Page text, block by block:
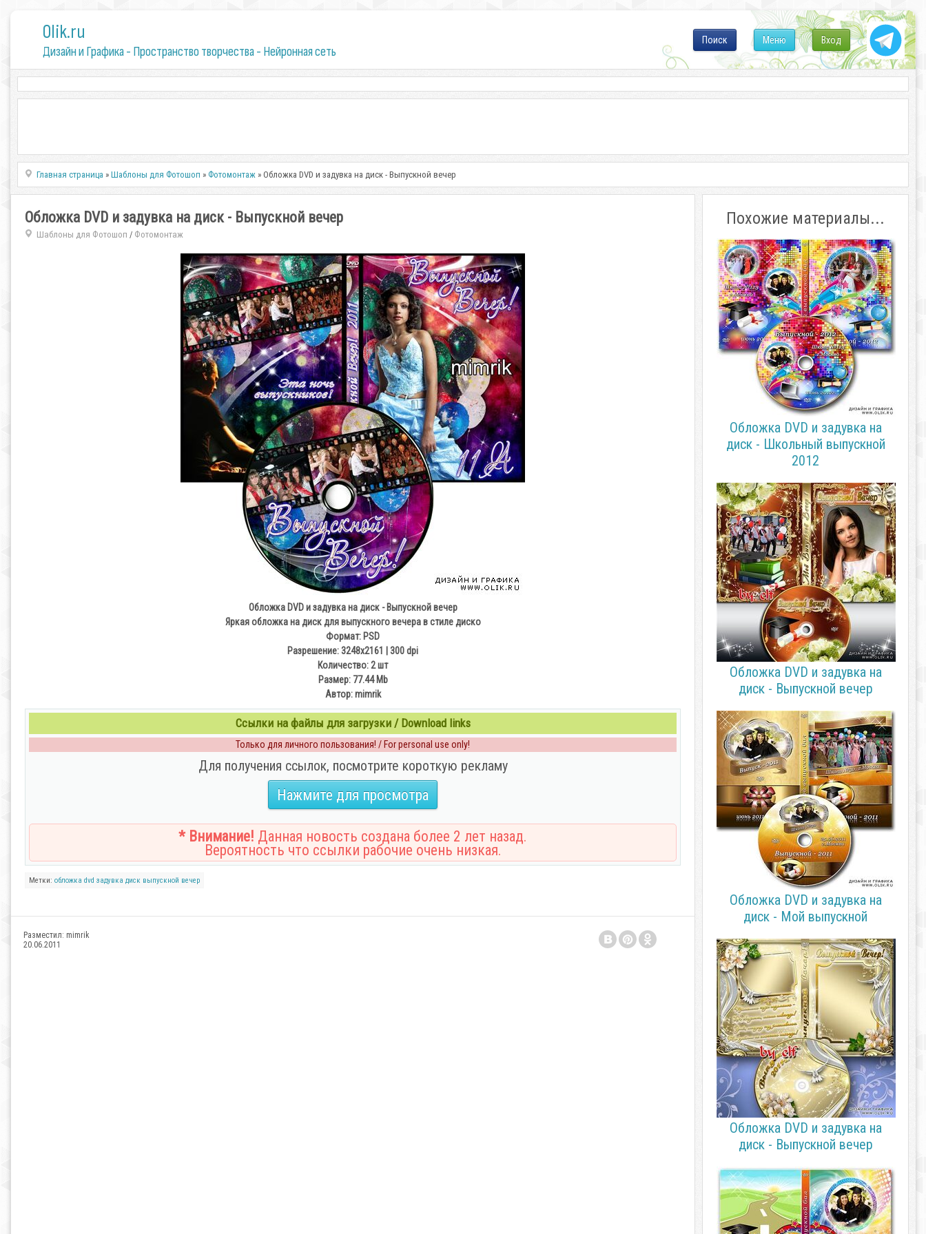
0lik.ru
Дизайн и Графика - Пространство творчества - Нейронная сеть
Вход
Меню
Поиск
Главная страница »Шаблоны для Фотошоп » Фотомонтаж » Обложка DVD и задувка на диск - Выпускной вечер
Обложка DVD и задувка на диск - Выпускной вечер
Шаблоны для Фотошоп / Фотомонтаж
Обложка DVD и задувка на диск - Выпускной вечер
Яркая обложка на диск для выпускного вечера в стиле диско
Формат: PSD
Разрешение: 3248x2161 | 300 dpi
Количество: 2 шт
Размер: 77.44 Mb
Автор: mimrik
Ссылки на файлы для загрузки / Download links
Только для личного пользования! / For personal use only!
Для получения ссылок, посмотрите короткую рекламу
Нажмите для просмотра
* Внимание! Данная новость создана более 2 лет назад.
Вероятность что ссылки рабочие очень низкая.
Метки: обложка dvd задувка диск выпускной вечер
Разместил: mimrik
20.06.2011
Похожие материалы...
Обложка DVD и задувка на
диск - Школьный выпускной
2012
Обложка DVD и задувка на
диск - Выпускной вечер
Обложка DVD и задувка на
диск - Мой выпускной
Обложка DVD и задувка на
диск - Выпускной вечер